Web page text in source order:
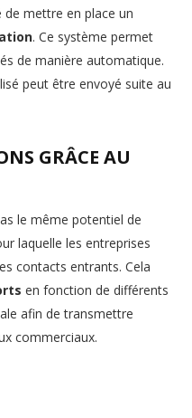
mettre en place un
. Ce système permet
de manière automatique.
peut être envoyé suite au
GRÂCE AU
le même potentiel de
laquelle les entreprises
contacts entrants. Cela
en fonction de différents
afin de transmettre
commerciaux.